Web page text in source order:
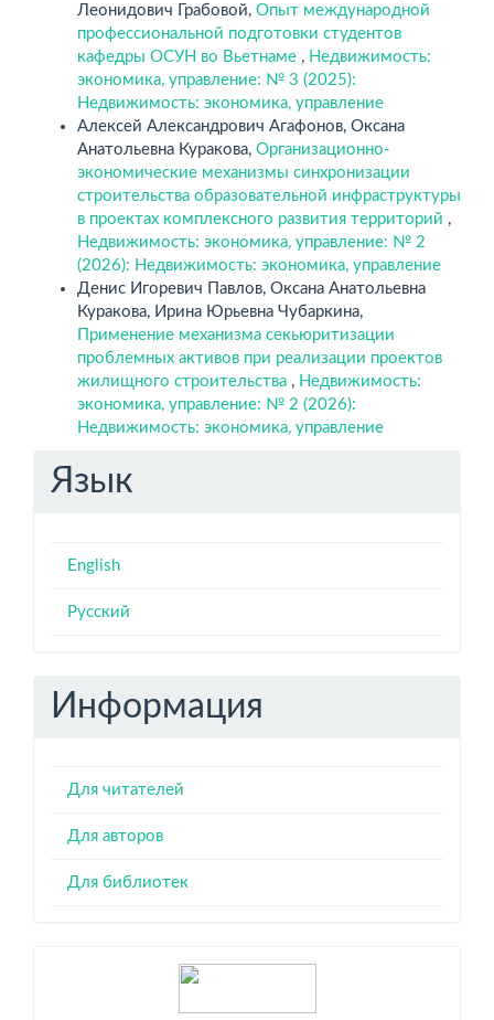
Леонидович Грабовой, Опыт международной
профессиональной подготовки студентов
кафедры ОСУН во Вьетнаме , Недвижимость:
экономика, управление: № 3 (2025):
Недвижимость: экономика, управление
Алексей Александрович Агафонов, Оксана
Анатольевна Куракова, Организационно-
экономические механизмы синхронизации
строительства образовательной инфраструктуры
в проектах комплексного развития территорий ,
Недвижимость: экономика, управление: № 2
(2026): Недвижимость: экономика, управление
Денис Игоревич Павлов, Оксана Анатольевна
Куракова, Ирина Юрьевна Чубаркина,
Применение механизма секьюритизации
проблемных активов при реализации проектов
жилищного строительства , Недвижимость:
экономика, управление: № 2 (2026):
Недвижимость: экономика, управление
Язык
English
Русский
Информация
Для читателей
Для авторов
Для библиотек
Индексация